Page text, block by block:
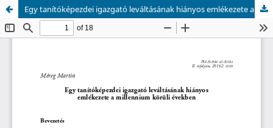
Egy tanítóképezdei igazgató leváltásának hiányos emlékezete a millennium körüli években